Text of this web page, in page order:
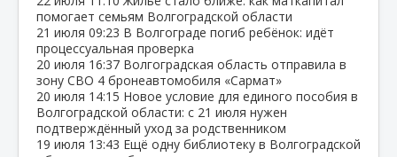
помогает семьям Волгоградской области
21 июля 09:23 В Волгограде погиб ребёнок: идёт
процессуальная проверка
20 июля 16:37 Волгоградская область отправила в
зону СВО 4 бронеавтомобиля «Сармат»
20 июля 14:15 Новое условие для единого пособия в
Волгоградской области: с 21 июля нужен
подтверждённый уход за родственником
19 июля 13:43 Ещё одну библиотеку в Волгоградской